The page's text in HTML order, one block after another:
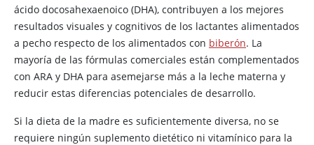
ácido docosahexaenoico (DHA), contribuyen a los mejores
resultados visuales y cognitivos de los lactantes alimentados
a pecho respecto de los alimentados con biberón. La
mayoría de las fórmulas comerciales están complementados
con ARA y DHA para asemejarse más a la leche materna y
reducir estas diferencias potenciales de desarrollo.
Si la dieta de la madre es suficientemente diversa, no se
requiere ningún suplemento dietético ni vitamínico para la